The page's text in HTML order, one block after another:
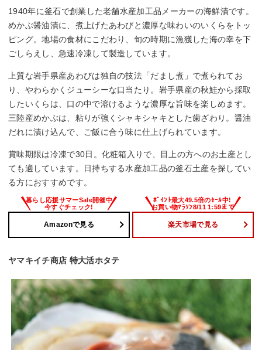
1940年に釜石で創業した老舗水産加工品メーカーの海鮮漬です。
めかぶ醤油漬に、煮上げたあわびと濃厚な味わいのいくらをトッ
ピング。地場の食材にこだわり、旬の時期に漁獲した海の幸を下
ごしらえし、急速冷凍して製造しています。
上質な岩手県産あわびは独自の技法「だまし煮」で煮られてお
り、やわらかくジューシーな口当たり。岩手県産の秋鮭から採取
したいくらは、口の中で溶けるような濃厚な旨味を楽しめます。
三陸産めかぶは、粘りが強くシャキシャキとした歯ざわり。醤油
だれに漬け込んで、ご飯に合う味に仕上げられています。
賞味期限は冷凍で30日。化粧箱入りで、目上の方へのお土産とし
ても適しています。日持ちする水産加工品の釜石土産を探してい
る方におすすめです。
Amazonで見る 楽天市場で見る
ヤマキイチ商店 特大活ホタテ